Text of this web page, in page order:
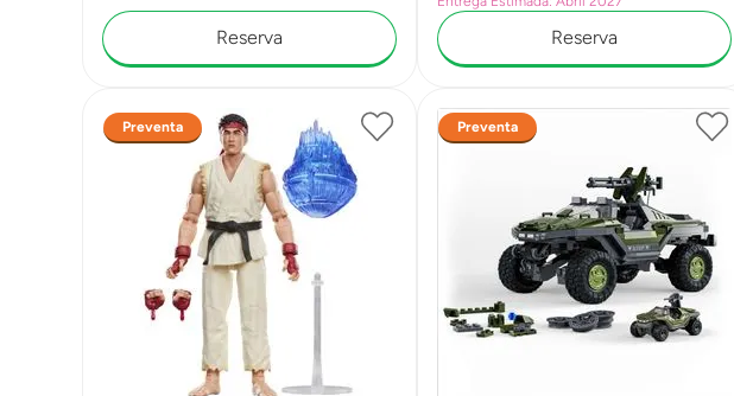
Reserva Reserva
Preventa Preventa